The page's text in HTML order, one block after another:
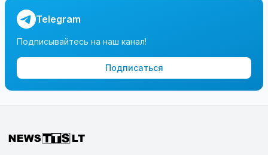
Telegram
Подписывайтесь на наш канал!
Подписаться